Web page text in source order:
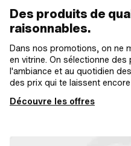
Des produits de
raisonnables.
Dans nos promotions, on ne
en vitrine. On sélectionne
l'ambiance et au quotidien
des prix qui te laissent
Découvre les offres